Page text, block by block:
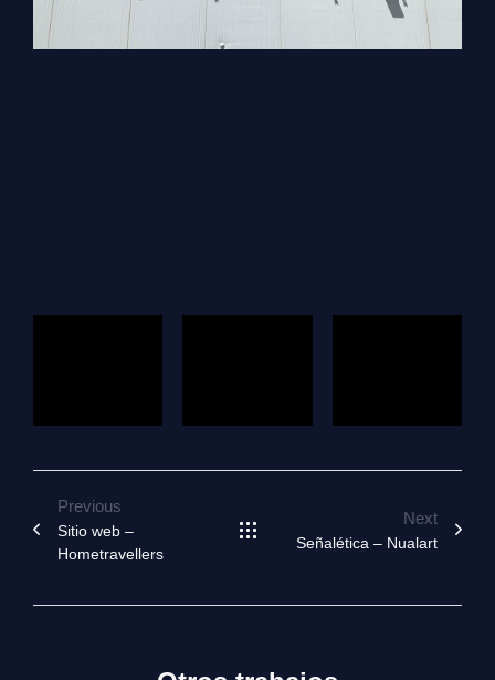
Previous
Sitio web –
Hometravellers
Next
Señalética – Nualart